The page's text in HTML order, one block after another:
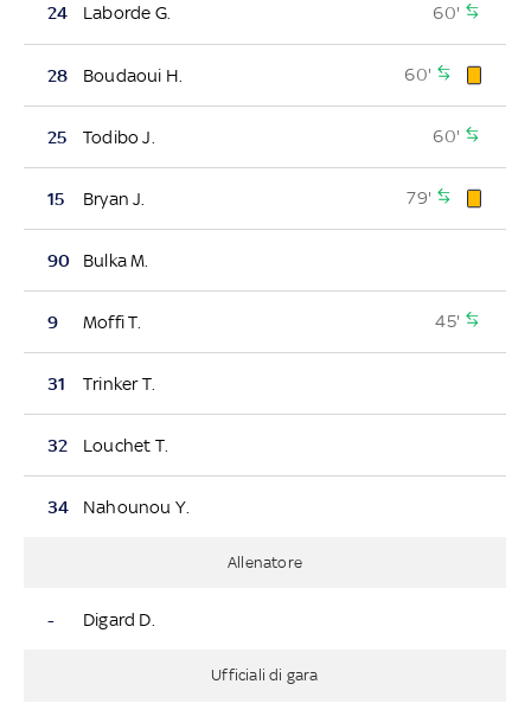
24 Laborde G. 60'
28 Boudaoui H. 60'
25 Todibo J. 60'
15 Bryan J. 79'
90 Bulka M.
9 Moffi T. 45'
31 Trinker T.
32 Louchet T.
34 Nahounou Y.
Allenatore
- Digard D.
Ufficiali di gara